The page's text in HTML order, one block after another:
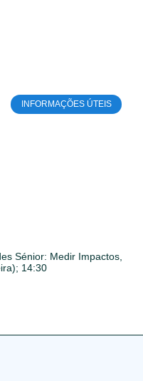
INFORMAÇÕES ÚTEIS
Sénior: Medir Impactos,
14:30